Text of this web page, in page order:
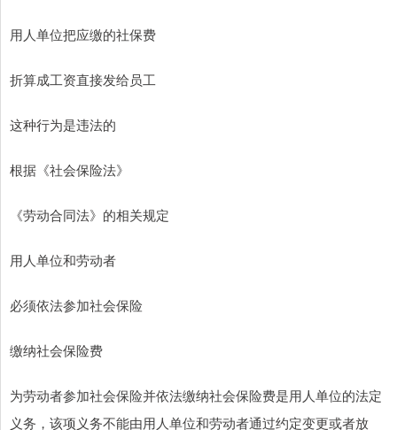
用人单位把应缴的社保费
折算成工资直接发给员工
这种行为是违法的
根据《社会保险法》
《劳动合同法》的相关规定
用人单位和劳动者
必须依法参加社会保险
缴纳社会保险费
为劳动者参加社会保险并依法缴纳社会保险费是用人单位的法定
义务，该项义务不能由用人单位和劳动者通过约定变更或者放